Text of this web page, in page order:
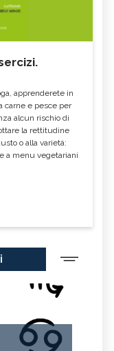
apprenderete in
carne e pesce per
alcun rischio di
la rettitudine
o alla varietà:
a menu vegetariani